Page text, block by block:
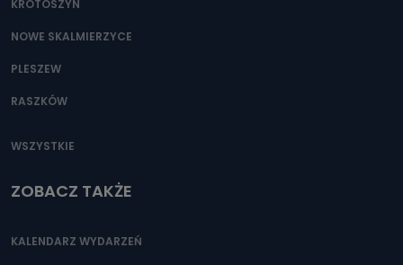
KROTOSZYN
NOWE SKALMIERZYCE
PLESZEW
RASZKÓW
WSZYSTKIE
ZOBACZ TAKŻE
KALENDARZ WYDARZEŃ